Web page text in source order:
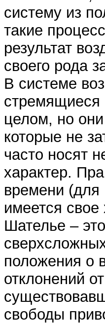
систему из
такие
результат
своего рода
В системе
стремящиеся
целом, но
которые не
часто носят
характер.
времени (для
имеется
Шателье –
положения о
отклонений
свободы